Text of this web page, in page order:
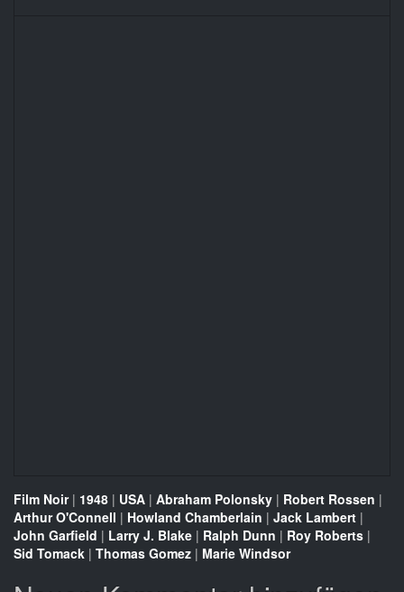
Film Noir| 1948 | USA | Abraham Polonsky | Robert Rossen |
Arthur O'Connell | Howland Chamberlain | Jack Lambert |
John Garfield | Larry J. Blake | Ralph Dunn | Roy Roberts |
Sid Tomack | Thomas Gomez | Marie Windsor